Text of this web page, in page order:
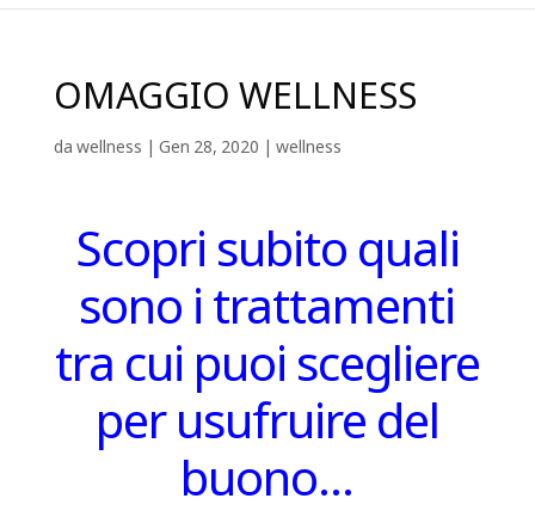
OMAGGIO WELLNESS
dawellness | Gen 28, 2020 | wellness
Scopri subito quali
sono i trattamenti
tra cui puoi scegliere
per usufruire del
buono…